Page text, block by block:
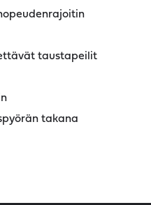
taustapeilit
takana